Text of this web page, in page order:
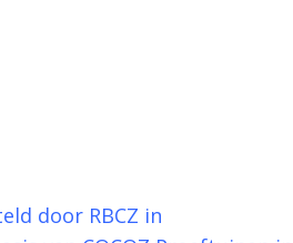
door RBCZ in